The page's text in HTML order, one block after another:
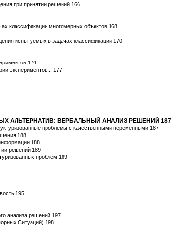
при принятии решений 166
классификации многомерных объектов 168
испытуемых в задачах классификации 170
174
экспериментов... 177
АЛЬТЕРНАТИВ: ВЕРБАЛЬНЫЙ АНАЛИЗ РЕШЕНИЙ 187
проблемы с качественными переменными 187
188
188
решений 189
проблем 189
195
анализа решений 197
Ситуаций) 198